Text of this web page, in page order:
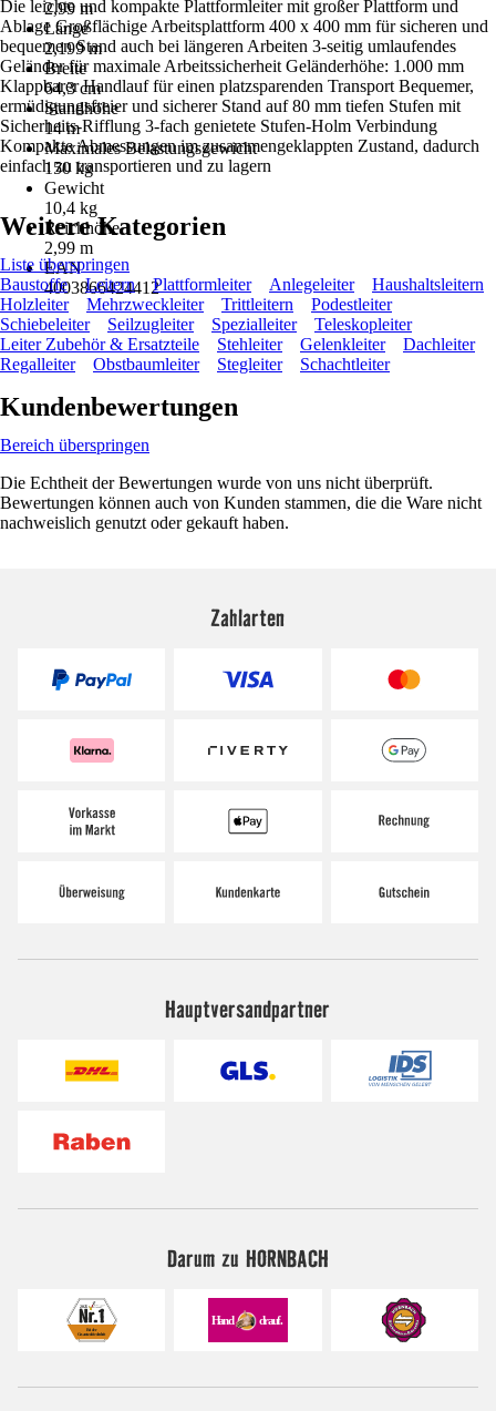
2,99 m
Länge
2,199 m
Breite
64,3 cm
Standhöhe
14 m
Maximales Belastungsgewicht
150 kg
Gewicht
10,4 kg
Reichhöhe
2,99 m
EAN
4003866424412
Die leichte und kompakte Plattformleiter mit großer Plattform und
Ablage Großflächige Arbeitsplattform 400 x 400 mm für sicheren und
bequemen Stand auch bei längeren Arbeiten 3-seitig umlaufendes
Geländer für maximale Arbeitssicherheit Geländerhöhe: 1.000 mm
Klappbarer Handlauf für einen platzsparenden Transport Bequemer,
ermüdigungsfreier und sicherer Stand auf 80 mm tiefen Stufen mit
Sicherheits-Rifflung 3-fach genietete Stufen-Holm Verbindung
Kompakte Abmessungen im zusammengeklappten Zustand, dadurch
einfach zu transportieren und zu lagern
Weitere Kategorien
Liste überspringen
Baustoffe
Leitern Plattformleiter Anlegeleiter
Haushaltsleitern
Holzleiter
Mehrzweckleiter Trittleitern
Podestleiter
Schiebeleiter
Seilzugleiter Spezialleiter
Teleskopleiter
Leiter Zubehör & Ersatzteile
Stehleiter Gelenkleiter
Dachleiter
Regalleiter
Obstbaumleiter Stegleiter Schachtleiter
Kundenbewertungen
Bereich überspringen
Die Echtheit der Bewertungen wurde von uns nicht überprüft.
Bewertungen können auch von Kunden stammen, die die Ware nicht
nachweislich genutzt oder gekauft haben.
Zahlarten
Hauptversandpartner
Darum zu HORNBACH